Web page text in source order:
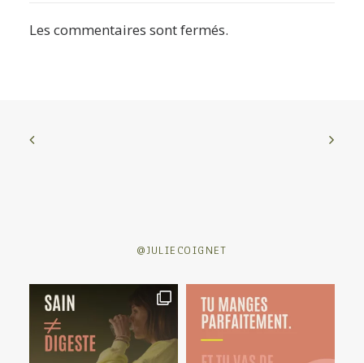
Les commentaires sont fermés.
@JULIECOIGNET